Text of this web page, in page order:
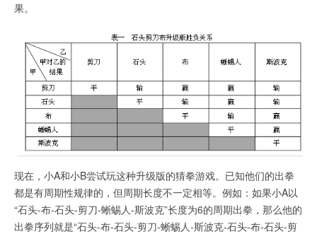
果。
现在，小A和小B尝试玩这种升级版的猜拳游戏。已知他们的出拳
都是有周期性规律的，但周期长度不一定相等。例如：如果小A以
“石头-布-石头-剪刀-蜥蜴人-斯波克”长度为6的周期出拳，那么他的
出拳序列就是“石头-布-石头-剪刀-蜥蜴人-斯波克-石头-布-石头-剪